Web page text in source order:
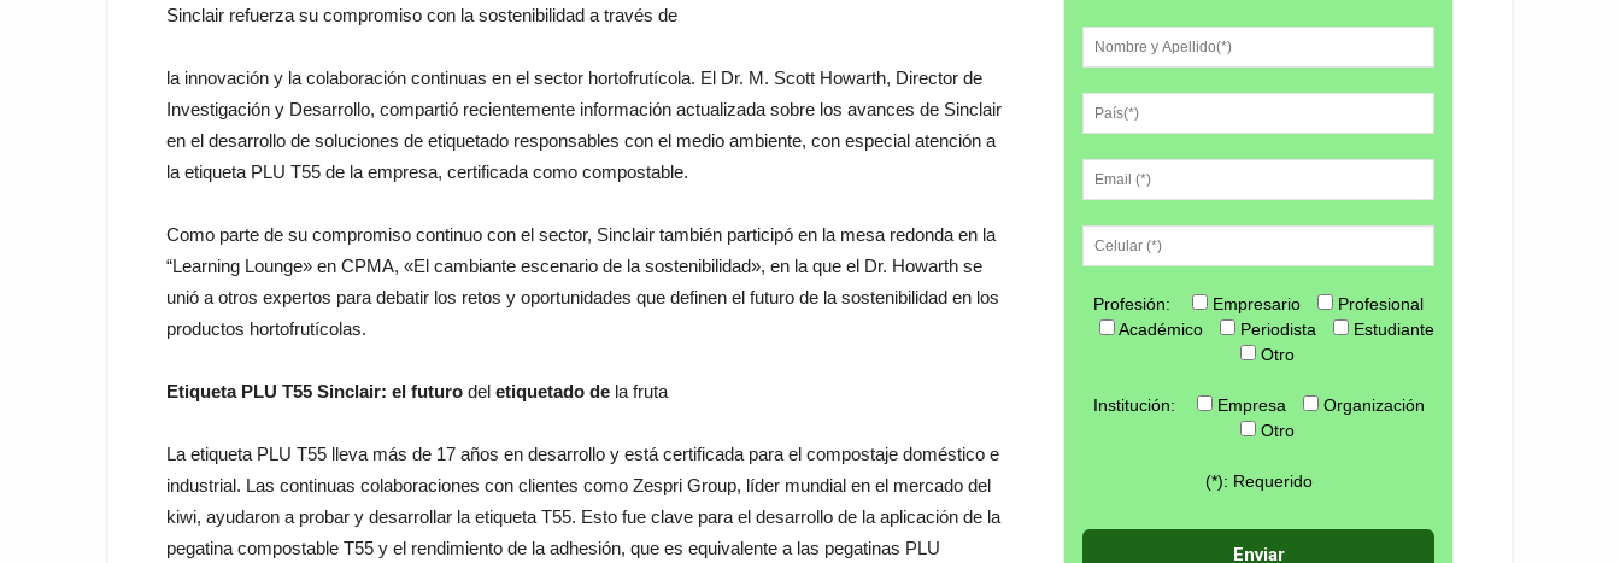
Sinclair refuerza su compromiso con la sostenibilidad a través de
la innovación y la colaboración continuas en el sector hortofrutícola. El Dr. M. Scott Howarth, Director de
Investigación y Desarrollo, compartió recientemente información actualizada sobre los avances de Sinclair
en el desarrollo de soluciones de etiquetado responsables con el medio ambiente, con especial atención a
la etiqueta PLU T55 de la empresa, certificada como compostable.
Como parte de su compromiso continuo con el sector, Sinclair también participó en la mesa redonda en la
“Learning Lounge» en CPMA, «El cambiante escenario de la sostenibilidad», en la que el Dr. Howarth se
unió a otros expertos para debatir los retos y oportunidades que definen el futuro de la sostenibilidad en los
productos hortofrutícolas.
Etiqueta PLU T55 Sinclair: el futuro del etiquetado de la fruta
La etiqueta PLU T55 lleva más de 17 años en desarrollo y está certificada para el compostaje doméstico e
industrial. Las continuas colaboraciones con clientes como Zespri Group, líder mundial en el mercado del
kiwi, ayudaron a probar y desarrollar la etiqueta T55. Esto fue clave para el desarrollo de la aplicación de la
pegatina compostable T55 y el rendimiento de la adhesión, que es equivalente a las pegatinas PLU
Profesión: Empresario
Profesional
Académico
Periodista
Estudiante
Otro
Institución: Empresa
Organización
Otro
(*): Requerido